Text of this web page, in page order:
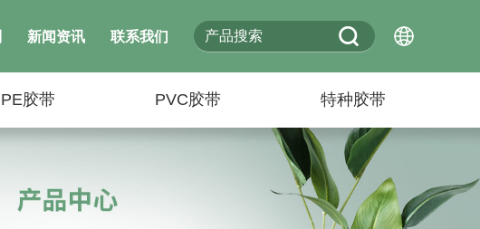
新闻资讯 联系我们
PE胶带 PVC胶带 特种胶带